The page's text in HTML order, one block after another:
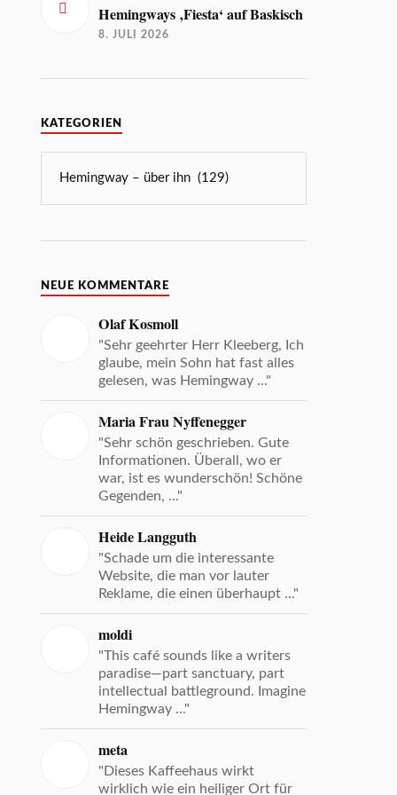
Hemingways ‚Fiesta‘ auf Baskisch
8. JULI 2026
KATEGORIEN
NEUE KOMMENTARE
Olaf Kosmoll
"Sehr geehrter Herr Kleeberg, Ich
glaube, mein Sohn hat fast alles
gelesen, was Hemingway ..."
Maria Frau Nyffenegger
"Sehr schön geschrieben. Gute
Informationen. Überall, wo er
war, ist es wunderschön! Schöne
Gegenden, ..."
Heide Langguth
"Schade um die interessante
Website, die man vor lauter
Reklame, die einen überhaupt ..."
moldi
"This café sounds like a writers
paradise—part sanctuary, part
intellectual battleground. Imagine
Hemingway ..."
meta
"Dieses Kaffeehaus wirkt
wirklich wie ein heiliger Ort für